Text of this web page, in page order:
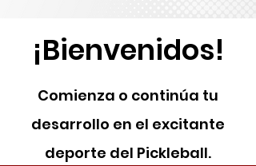
¡Bienvenidos!
Comienza o continúa tu
desarrollo en el excitante
deporte del Pickleball.